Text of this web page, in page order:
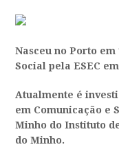
Nasceu no Porto
Social pela ESEC em
Atualmente é
em Comunicação e
Minho do Instituto
do Minho.